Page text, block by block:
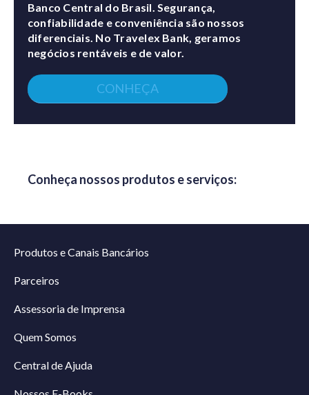
Banco Central do Brasil. Segurança,
confiabilidade e conveniência são nossos
diferenciais. No Travelex Bank, geramos
negócios rentáveis e de valor.
CONHEÇA
Conheça nossos produtos e serviços:
Produtos e Canais Bancários
Parceiros
Assessoria de Imprensa
Quem Somos
Central de Ajuda